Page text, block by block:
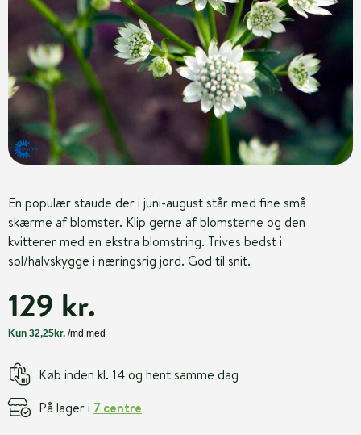
En populær staude der i juni-august står med fine små
skærme af blomster. Klip gerne af blomsterne og den
kvitterer med en ekstra blomstring. Trives bedst i
sol/halvskygge i næringsrig jord. God til snit.
129 kr.
Køb inden kl. 14 og hent samme dag
På lager i 7 centre